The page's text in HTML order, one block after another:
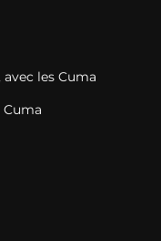
les Cuma
Cuma